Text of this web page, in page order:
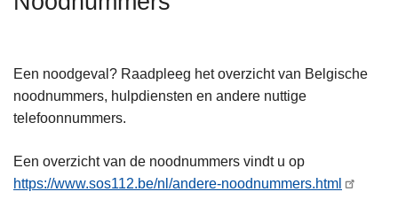
Een noodgeval? Raadpleeg het overzicht van Belgische
noodnummers, hulpdiensten en andere nuttige
telefoonnummers.
Een overzicht van de noodnummers vindt u op
https://www.sos112.be/nl/andere-noodnummers.html